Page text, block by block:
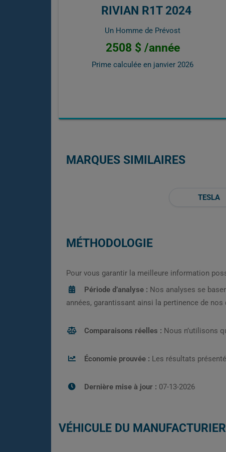
RIVIAN R1T 2024
Un Homme de Prévost
2508 $ /année
Prime calculée en janvier 2026
MARQUES SIMILAIRES
TESLA
MÉTHODOLOGIE
Pour vous garantir la meilleure information
Période d’analyse : Nos analyses se
années, garantissant ainsi la pertinence de nos
Comparaisons réelles : Nous n’utilisons
Économie prouvée : Les résultats
Dernière mise à jour : 07-13-2026
VÉHICULE DU MANUFACTURIER